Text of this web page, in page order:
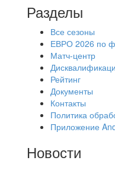
Разделы
Все сезоны
ЕВРО 2026 по
Матч-центр
Рейтинг
Документы
Контакты
Политика
Приложение
Новости